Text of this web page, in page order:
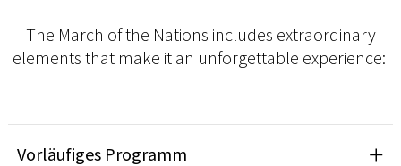
The March of the Nations includes extraordinary
elements that make it an unforgettable experience:
Vorläufiges Programm